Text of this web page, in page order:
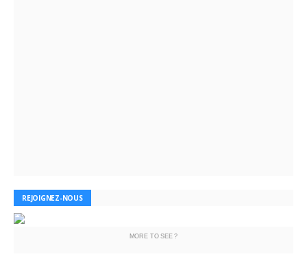
REJOIGNEZ-NOUS
MORE TO SEE ?